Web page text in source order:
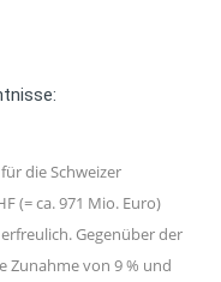
die Schweizer
(= ca. 971 Mio. Euro)
Gegenüber der
Zunahme von 9 % und